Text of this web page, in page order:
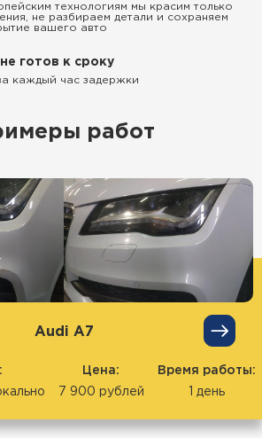
технологиям мы красим только
не разбираем детали и сохраняем
вашего авто
готов к сроку
каждый час задержки
работ
Audi А7
Цена:
7 900 рублей
Время работы:
1 день